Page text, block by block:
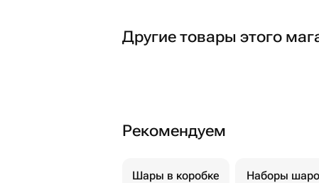
Другие товары этого
Рекомендуем
Шары в коробке Наборы